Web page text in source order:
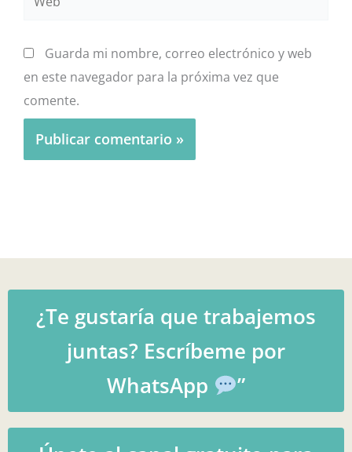
Guarda mi nombre, correo electrónico y web
en este navegador para la próxima vez que
comente.
¿Te gustaría que trabajemos
juntas? Escríbeme por
WhatsApp
”